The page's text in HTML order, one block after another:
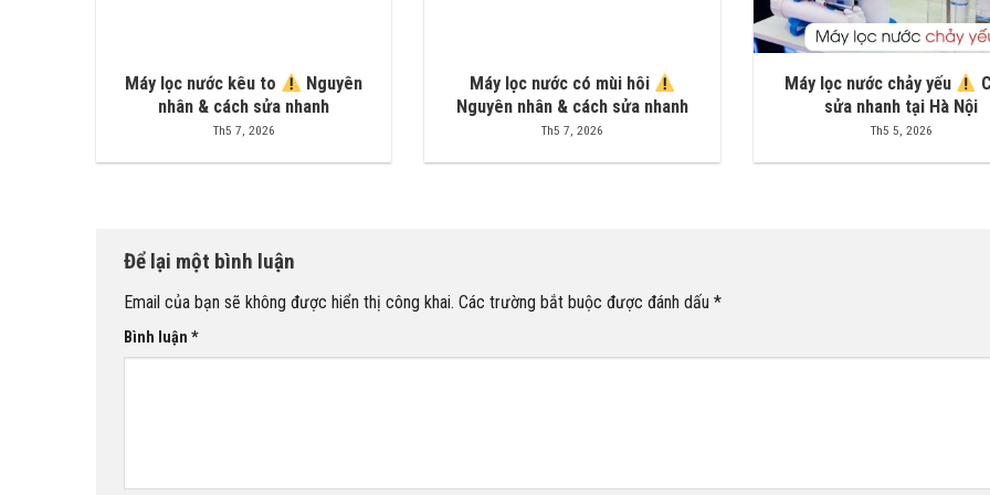
Máy lọc nước kêu to
Nguyên
nhân & cách sửa nhanh
Th5 7, 2026
Máy lọc nước có mùi hôi
Nguyên nhân & cách sửa nhanh
Th5 7, 2026
Máy lọc nước chảy yếu
sửa nhanh tại Hà Nội
Th5 5, 2026
Để lại một bình luận
Email của bạn sẽ không được hiển thị công khai. Các trường bắt buộc được đánh dấu *
Bình luận *